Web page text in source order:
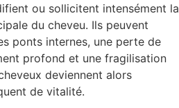
ou sollicitent intensément la
du cheveu. Ils peuvent
ponts internes, une perte de
profond et une fragilisation
deviennent alors
de vitalité.